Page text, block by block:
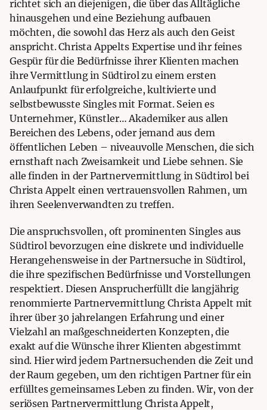
richtet sich an diejenigen, die über das Alltägliche
hinausgehen und eine Beziehung aufbauen
möchten, die sowohl das Herz als auch den Geist
anspricht. Christa Appelts Expertise und ihr feines
Gespür für die Bedürfnisse ihrer Klienten machen
ihre Vermittlung in Südtirol zu einem ersten
Anlaufpunkt für erfolgreiche, kultivierte und
selbstbewusste Singles mit Format. Seien es
Unternehmer, Künstler… Akademiker aus allen
Bereichen des Lebens, oder jemand aus dem
öffentlichen Leben – niveauvolle Menschen, die sich
ernsthaft nach Zweisamkeit und Liebe sehnen. Sie
alle finden in der Partnervermittlung in Südtirol bei
Christa Appelt einen vertrauensvollen Rahmen, um
ihren Seelenverwandten zu treffen.
Die anspruchsvollen, oft prominenten Singles aus
Südtirol bevorzugen eine diskrete und individuelle
Herangehensweise in der Partnersuche in Südtirol,
die ihre spezifischen Bedürfnisse und Vorstellungen
respektiert. Diesen Ansprucherfüllt die langjährig
renommierte Partnervermittlung Christa Appelt mit
ihrer über 30 jahrelangen Erfahrung und einer
Vielzahl an maßgeschneiderten Konzepten, die
exakt auf die Wünsche ihrer Klienten abgestimmt
sind. Hier wird jedem Partnersuchenden die Zeit und
der Raum gegeben, um den richtigen Partner für ein
erfülltes gemeinsames Leben zu finden. Wir, von der
seriösen Partnervermittlung Christa Appelt,